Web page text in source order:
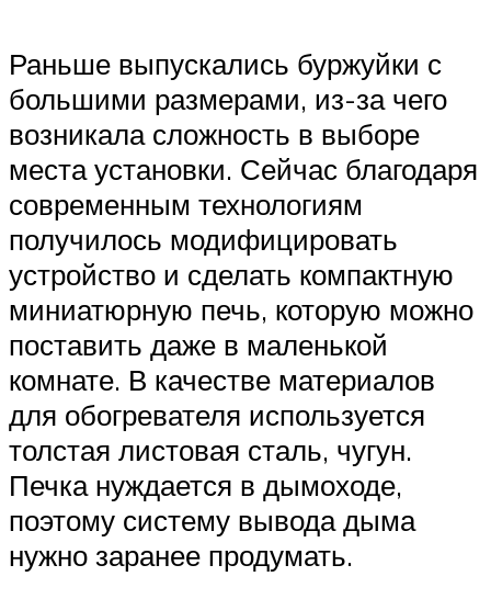
Раньше выпускались буржуйки с
большими размерами, из-за чего
возникала сложность в выборе
места установки. Сейчас благодаря
современным технологиям
получилось модифицировать
устройство и сделать компактную
миниатюрную печь, которую можно
поставить даже в маленькой
комнате. В качестве материалов
для обогревателя используется
толстая листовая сталь, чугун.
Печка нуждается в дымоходе,
поэтому систему вывода дыма
нужно заранее продумать.